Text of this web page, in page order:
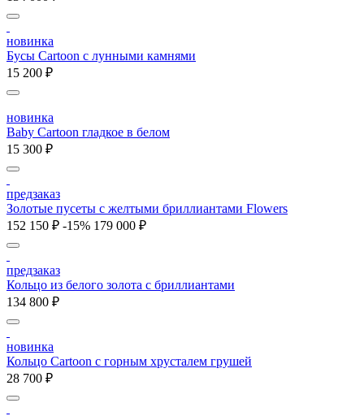
новинка
Бусы Cartoon с лунными камнями
15 200 ₽
новинка
Baby Cartoon гладкое в белом
15 300 ₽
предзаказ
Золотые пусеты с желтыми бриллиантами Flowers
152 150 ₽ -15% 179 000 ₽
предзаказ
Кольцо из белого золота с бриллиантами
134 800 ₽
новинка
Кольцо Cartoon c горным хрусталем грушей
28 700 ₽